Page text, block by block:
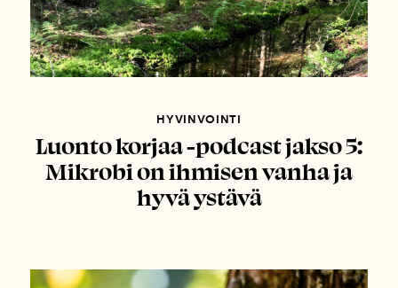
HYVINVOINTI
Luonto korjaa -podcast jakso 5:
Mikrobi on ihmisen vanha ja
hyvä ystävä